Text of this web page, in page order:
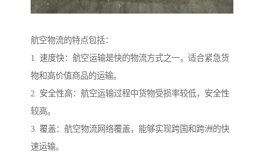
航空物流的特点包括：
1. 速度快：航空运输是快的物流方式之一，适合紧急货
物和高价值商品的运输。
2. 安全性高：航空运输过程中货物受损率较低，安全性
较高。
3. 覆盖：航空物流网络覆盖，能够实现跨国和跨洲的快
速运输。